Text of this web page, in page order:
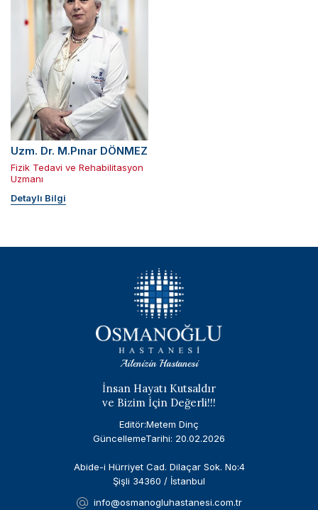
Uzm. Dr. M.Pınar DÖNMEZ
Fizik Tedavi ve Rehabilitasyon
Uzmanı
Detaylı Bilgi
İnsan Hayatı Kutsaldır
ve Bizim İçin Değerli!!!
Editör:Metem Dinç
GüncellemeTarihi: 20.02.2026
Abide-i Hürriyet Cad. Dilaçar Sok. No:4
Şişli 34360 / İstanbul
info@osmanogluhastanesi.com.tr
Ailenizin Hastanesi